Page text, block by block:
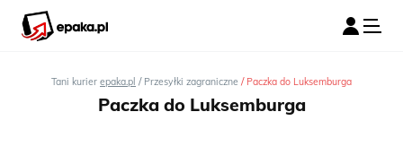
Tani kurier epaka.pl / Przesyłki zagraniczne / Paczka do Luksemburga
Paczka do Luksemburga